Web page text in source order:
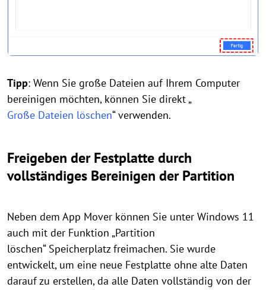
Tipp: Wenn Sie große Dateien auf Ihrem Computer
bereinigen möchten, können Sie direkt „
Große Dateien löschen“ verwenden.
Freigeben der Festplatte durch
vollständiges Bereinigen der Partition
Neben dem App Mover können Sie unter Windows 11
auch mit der Funktion „Partition
löschen“ Speicherplatz freimachen. Sie wurde
entwickelt, um eine neue Festplatte ohne alte Daten
darauf zu erstellen, da alle Daten vollständig von der